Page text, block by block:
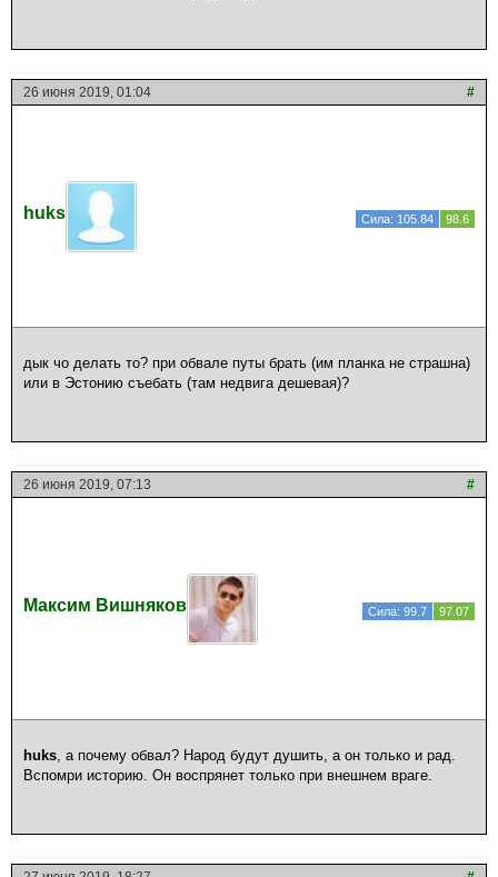
26 июня 2019, 01:04 #
huks Сила: 105.84 98.6
дык чо делать то? при обвале путы брать (им планка не страшна)
или в Эстонию съебать (там недвига дешевая)?
26 июня 2019, 07:13 #
Максим Вишняков Сила: 99.7 97.07
huks, а почему обвал? Народ будут душить, а он только и рад.
Вспомри историю. Он воспрянет только при внешнем враге.